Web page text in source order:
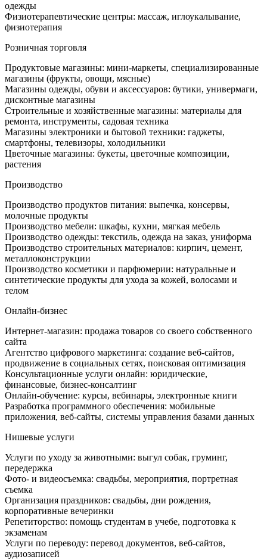
одежды
Физиотерапевтические центры: массаж, иглоукалывание,
физиотерапия
Розничная торговля
Продуктовые магазины: мини-маркеты, специализированные
магазины (фрукты, овощи, мясные)
Магазины одежды, обуви и аксессуаров: бутики, универмаги,
дисконтные магазины
Строительные и хозяйственные магазины: материалы для
ремонта, инструменты, садовая техника
Магазины электроники и бытовой техники: гаджеты,
смартфоны, телевизоры, холодильники
Цветочные магазины: букеты, цветочные композиции,
растения
Производство
Производство продуктов питания: выпечка, консервы,
молочные продукты
Производство мебели: шкафы, кухни, мягкая мебель
Производство одежды: текстиль, одежда на заказ, униформа
Производство строительных материалов: кирпич, цемент,
металлоконструкции
Производство косметики и парфюмерии: натуральные и
синтетические продукты для ухода за кожей, волосами и
телом
Онлайн-бизнес
Интернет-магазин: продажа товаров со своего собственного
сайта
Агентство цифрового маркетинга: создание веб-сайтов,
продвижение в социальных сетях, поисковая оптимизация
Консультационные услуги онлайн: юридические,
финансовые, бизнес-консалтинг
Онлайн-обучение: курсы, вебинары, электронные книги
Разработка программного обеспечения: мобильные
приложения, веб-сайты, системы управления базами данных
Нишевые услуги
Услуги по уходу за животными: выгул собак, груминг,
передержка
Фото- и видеосъемка: свадьбы, мероприятия, портретная
съемка
Организация праздников: свадьбы, дни рождения,
корпоративные вечеринки
Репетиторство: помощь студентам в учебе, подготовка к
экзаменам
Услуги по переводу: перевод документов, веб-сайтов,
аудиозаписей